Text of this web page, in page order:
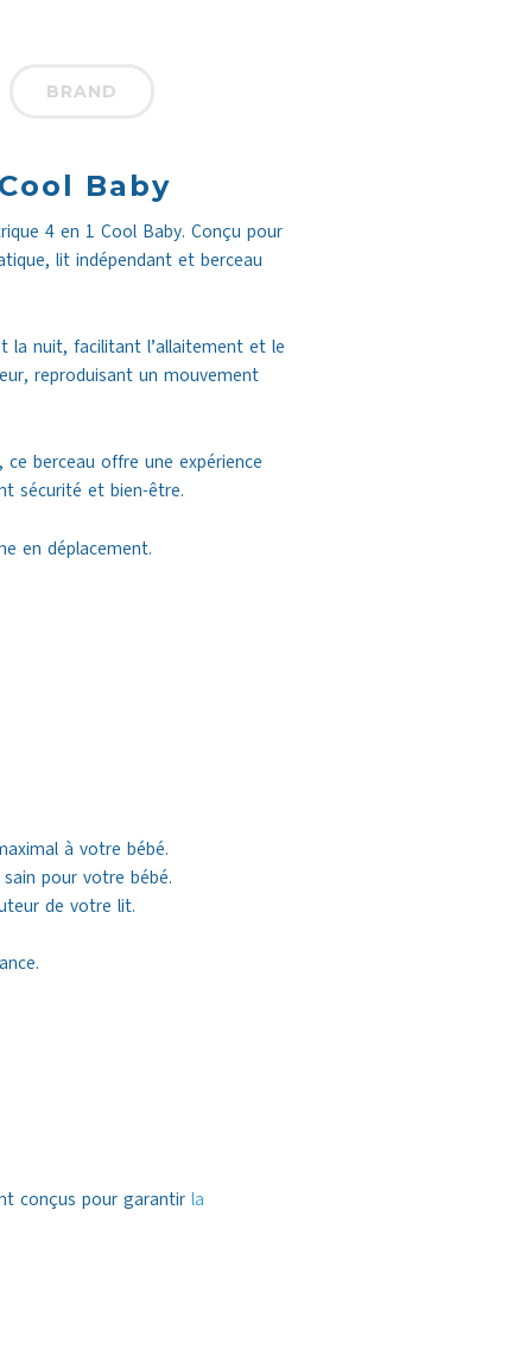
BRAND
Baby
4 en 1 Cool Baby. Conçu pour
lit indépendant et berceau
la nuit, facilitant l’allaitement et le
reproduisant un mouvement
berceau offre une expérience
sécurité et bien-être.
en déplacement.
à votre bébé.
pour votre bébé.
de votre lit.
conçus pour garantir la